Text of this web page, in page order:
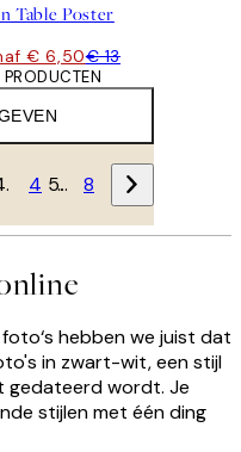
Table Poster
€ 6,50€ 13
4 … 8
hebben we juist dat
in zwart-wit, een stijl
gedateerd wordt. Je
stijlen met één ding